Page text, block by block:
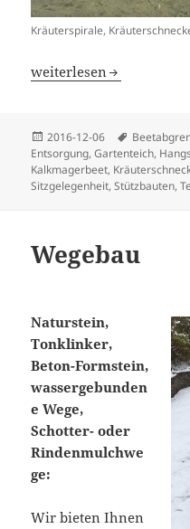
Kräuterspirale,
Trockenmauerbau
weiterlesen
Veröffentlicht
am
2016-12-06
Entsorgung,Gartenteich,
Kalkmagerbeet,
Sitzgelegenheit,Stützbauten,
Wegebau
Naturstein,
Tonklinker,
Beton-Formstein,
wassergebunden
e Wege,
Schotter- oder
Rindenmulchwe
ge:
Wir bieten Ihnen